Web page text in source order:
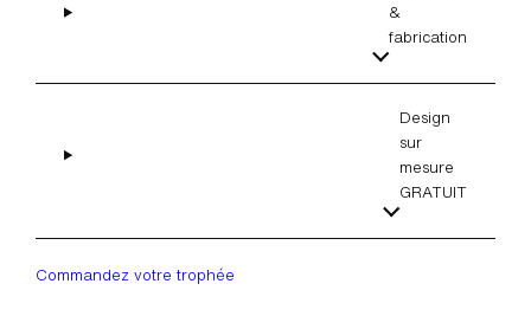
&
fabrication
Design
sur
mesure
GRATUIT
Commandez votre trophée